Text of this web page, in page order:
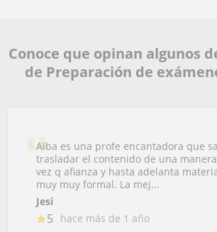
Conoce que opinan algunos
de Preparación de
Alba es una profe encantadora que
trasladar el contenido de una
vez q afianza y hasta adelanta
muy muy formal. La mej...
Jesi
5 hace más de 1 año